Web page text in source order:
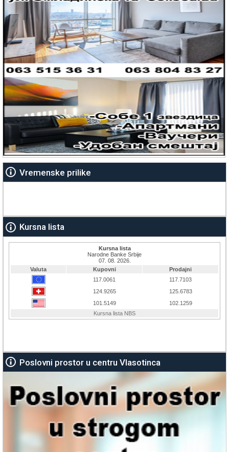
Vremenske prilike
Kursna lista
Poslovni prostor u centru Vlasotinca